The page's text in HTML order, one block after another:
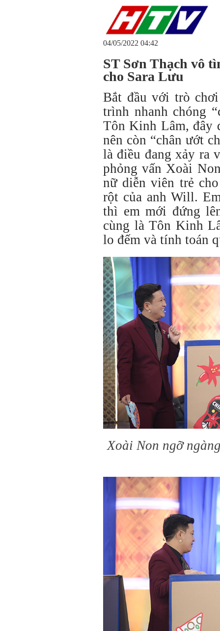
04/05/2022 04:42
ST Sơn Thạch vô
cho Sara Lưu
Bắt đầu với trò
trình nhanh chóng
Tôn Kinh Lâm, đây
nên còn “chân ướt
là điều đang xảy ra
phỏng vấn Xoài
nữ diễn viên trẻ
rột của anh Will.
thì em mới đứng
cùng là Tôn Kinh
lo đếm và tính toán
Xoài Non ngỡ